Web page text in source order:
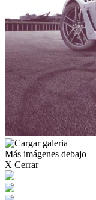
Más imágenes debajo
X Cerrar